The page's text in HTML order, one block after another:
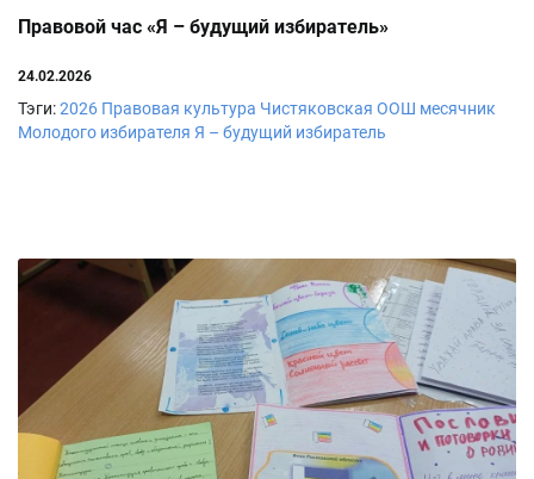
Правовой час «Я – будущий избиратель»
24.02.2026
Тэги:2026 Правовая культура Чистяковская ООШ месячник
Молодого избирателя Я – будущий избиратель